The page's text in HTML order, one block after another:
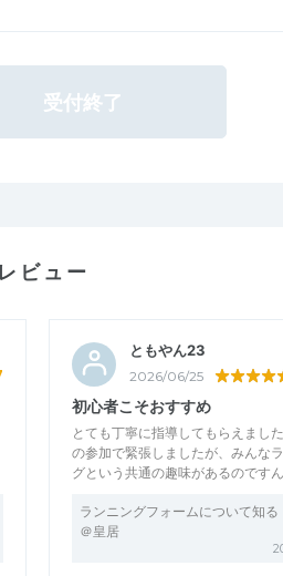
受付終了
ビュー
ともやん23
2026/06/25
初心者こそおすすめ
とても丁寧に指導してもらえまし
の参加で緊張しましたが、みんな
グという共通の趣味があるのです
ランニングフォームについて知る
＠皇居